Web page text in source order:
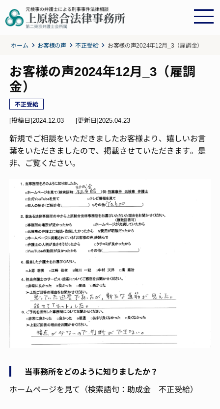
ホーム お客様の声 不正受給 お客様の声2024年12月_3（雇調金）
お客様の声2024年12月_3（雇調
金）
不正受給
[投稿日]2024.12.03 [更新日]2025.04.23
新規でご相談をいただきましたお客様より、嬉しいお言
葉をいただきましたので、掲載させていただきます。是
非、ご覧ください。
当事務所をどのように知りましたか？
ホームページを見て（検索語句：助成金 不正受給）